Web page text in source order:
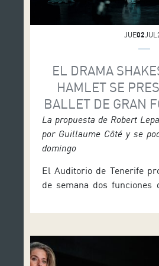
JUE02
EL DRAMA
HAMLET SE
BALLET DE GRAN
La propuesta de Robert
por Guillaume Côté y se
domingo
El Auditorio de Tenerife
de semana dos funciones
shakesperiano llevado a
Côté, considerado como
bailarines del mundo, que